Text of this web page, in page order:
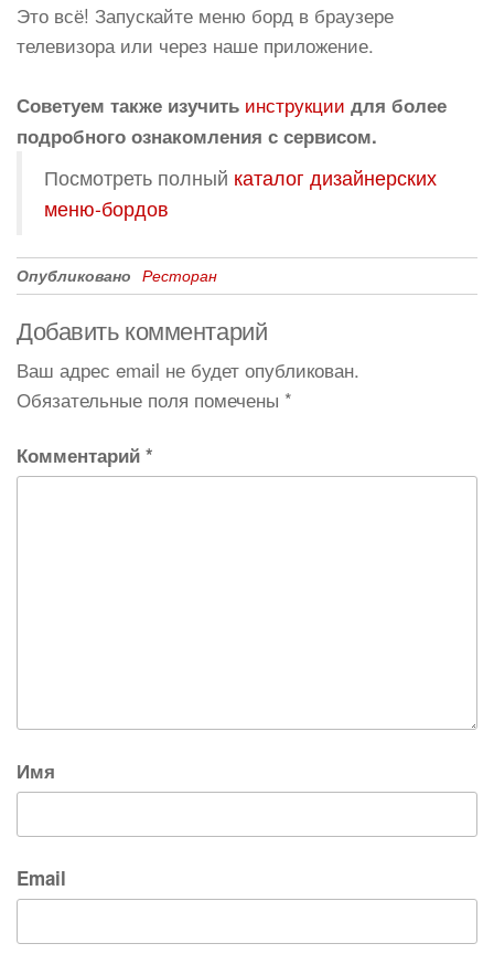
Это всё! Запускайте меню борд в браузере
телевизора или через наше приложение.
Советуем также изучить инструкции для более
подробного ознакомления с сервисом.
Посмотреть полный каталог дизайнерских
меню-бордов
Опубликовано Ресторан
Добавить комментарий
Ваш адрес email не будет опубликован.
Обязательные поля помечены *
Комментарий *
Имя
Email